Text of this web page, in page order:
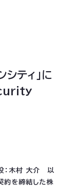
シティ」に
：木村 大介 以
約を締結した株